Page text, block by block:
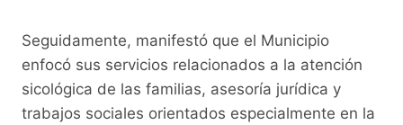
Seguidamente, manifestó que el Municipio
enfocó sus servicios relacionados a la atención
sicológica de las familias, asesoría jurídica y
trabajos sociales orientados especialmente en la